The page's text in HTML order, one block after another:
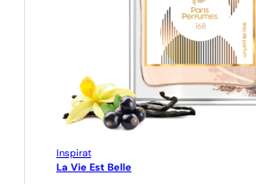
Inspirat
La Vie Est Belle